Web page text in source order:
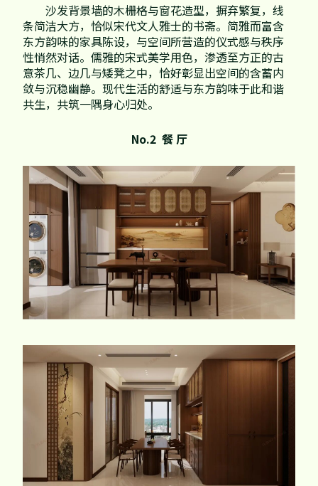
沙发背景墙的木栅格与窗花造型，摒弃繁复，线
条简洁大方，恰似宋代文人雅士的书斋。简雅而富含
东方韵味的家具陈设，与空间所营造的仪式感与秩序
性悄然对话。儒雅的宋式美学用色，渗透至方正的古
意茶几、边几与矮凳之中，恰好彰显出空间的含蓄内
敛与沉稳幽静。现代生活的舒适与东方韵味于此和谐
共生，共筑一隅身心归处。
No.2 餐 厅